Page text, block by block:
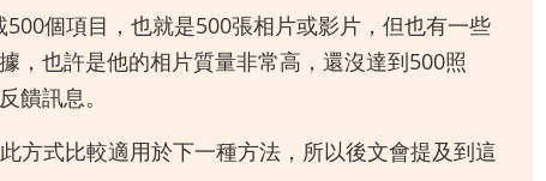
個項目，也就是500張相片或影片，但也有一些
，也許是他的相片質量非常高，還沒達到500照
饋訊息。
方式比較適用於下一種方法，所以後文會提及到這